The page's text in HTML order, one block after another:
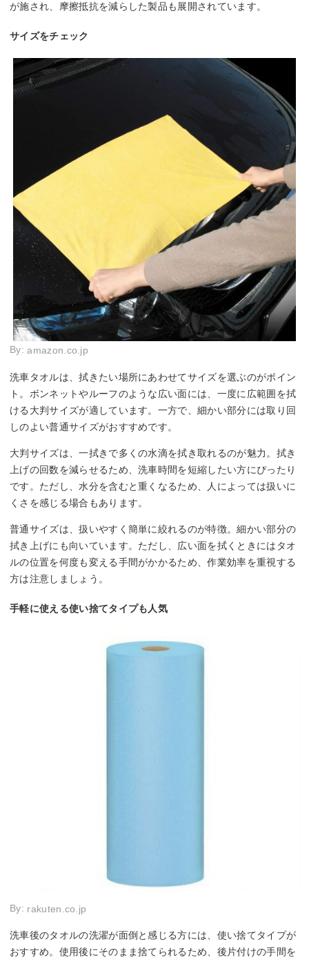
が施され、摩擦抵抗を減らした製品も展開されています。
サイズをチェック
By:amazon.co.jp
洗車タオルは、拭きたい場所にあわせてサイズを選ぶのがポイン
ト。ボンネットやルーフのような広い面には、一度に広範囲を拭
ける大判サイズが適しています。一方で、細かい部分には取り回
しのよい普通サイズがおすすめです。
大判サイズは、一拭きで多くの水滴を拭き取れるのが魅力。拭き
上げの回数を減らせるため、洗車時間を短縮したい方にぴったり
です。ただし、水分を含むと重くなるため、人によっては扱いに
くさを感じる場合もあります。
普通サイズは、扱いやすく簡単に絞れるのが特徴。細かい部分の
拭き上げにも向いています。ただし、広い面を拭くときにはタオ
ルの位置を何度も変える手間がかかるため、作業効率を重視する
方は注意しましょう。
手軽に使える使い捨てタイプも人気
By: rakuten.co.jp
洗車後のタオルの洗濯が面倒と感じる方には、使い捨てタイプが
おすすめ。使用後にそのまま捨てられるため、後片付けの手間を